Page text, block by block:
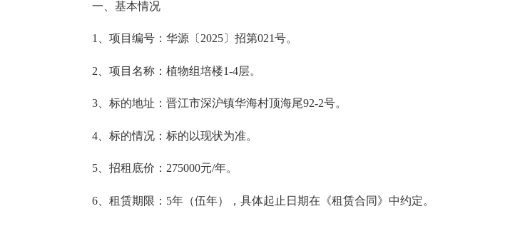
一、基本情况
1、项目编号：华源〔2025〕招第021号。
2、项目名称：植物组培楼1-4层。
3、标的地址：晋江市深沪镇华海村顶海尾92-2号。
4、标的情况：标的以现状为准。
5、招租底价：275000元/年。
6、租赁期限：5年（伍年），具体起止日期在《租赁合同》中约定。